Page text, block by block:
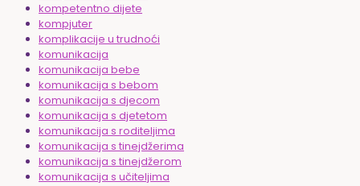
kompetentno dijete
kompjuter
komplikacije u trudnoći
komunikacija
komunikacija bebe
komunikacija s bebom
komunikacija s djecom
komunikacija s djetetom
komunikacija s roditeljima
komunikacija s tinejdžerima
komunikacija s tinejdžerom
komunikacija s učiteljima